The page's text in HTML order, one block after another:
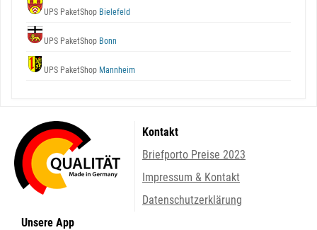
UPS PaketShop Bielefeld
UPS PaketShop Bonn
UPS PaketShop Mannheim
Kontakt
Briefporto Preise 2023
Impressum & Kontakt
Datenschutzerklärung
Unsere App